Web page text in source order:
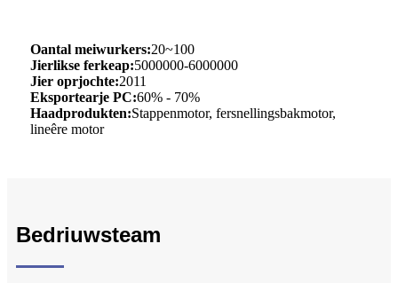
Oantal meiwurkers:20~100
Jierlikse ferkeap:5000000-6000000
Jier oprjochte:2011
Eksportearje PC:60% - 70%
Haadprodukten:Stappenmotor, fersnellingsbakmotor,
lineêre motor
Bedriuwsteam